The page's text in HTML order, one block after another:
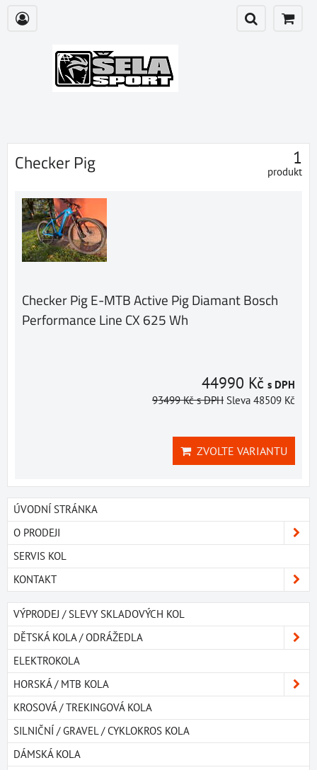
Checker Pig 1
produkt
Checker Pig E-MTB Active Pig Diamant Bosch
Performance Line CX 625 Wh
44990 Kč s DPH
93499 Kčs DPH Sleva 48509 Kč
ZVOLTE VARIANTU
ÚVODNÍ STRÁNKA
O PRODEJI
SERVIS KOL
KONTAKT
VÝPRODEJ / SLEVY SKLADOVÝCH KOL
DĚTSKÁ KOLA / ODRÁŽEDLA
ELEKTROKOLA
HORSKÁ / MTB KOLA
KROSOVÁ / TREKINGOVÁ KOLA
SILNIČNÍ / GRAVEL / CYKLOKROS KOLA
DÁMSKÁ KOLA